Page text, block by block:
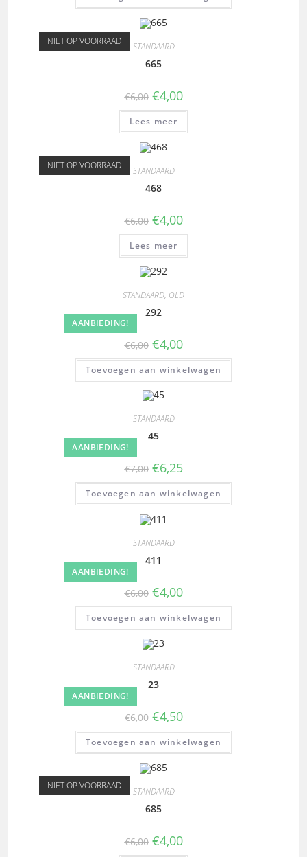
NIET OP VOORRAAD STANDAARD
665
€6,00 €4,00
Lees meer
NIET OP VOORRAAD STANDAARD
468
€6,00 €4,00
Lees meer
AANBIEDING!
STANDAARD, OLD
292
€6,00 €4,00
Toevoegen aan winkelwagen
AANBIEDING!
STANDAARD
45
€7,00 €6,25
Toevoegen aan winkelwagen
AANBIEDING!
STANDAARD
411
€6,00 €4,00
Toevoegen aan winkelwagen
AANBIEDING!
STANDAARD
23
€6,00 €4,50
Toevoegen aan winkelwagen
NIET OP VOORRAAD STANDAARD
685
€6,00 €4,00